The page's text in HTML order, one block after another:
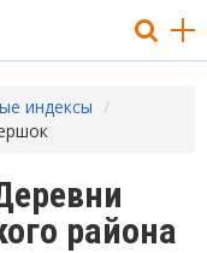
индексы
района